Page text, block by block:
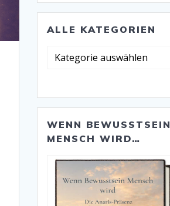
ALLE KATEGORIEN
Alle
Kategorien
WENN BEWUSSTSEIN
MENSCH WIRD…